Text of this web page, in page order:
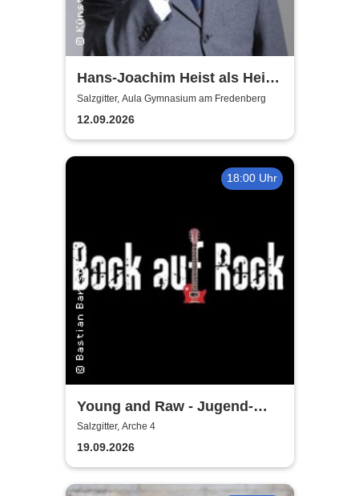
Hans-Joachim Heist als Heinz
Erhard - Noch'n Gedicht
Salzgitter, Aula Gymnasium am Fredenberg
12.09.2026
18:00 Uhr
Young and Raw - Jugend-
Konzert
Salzgitter, Arche 4
19.09.2026